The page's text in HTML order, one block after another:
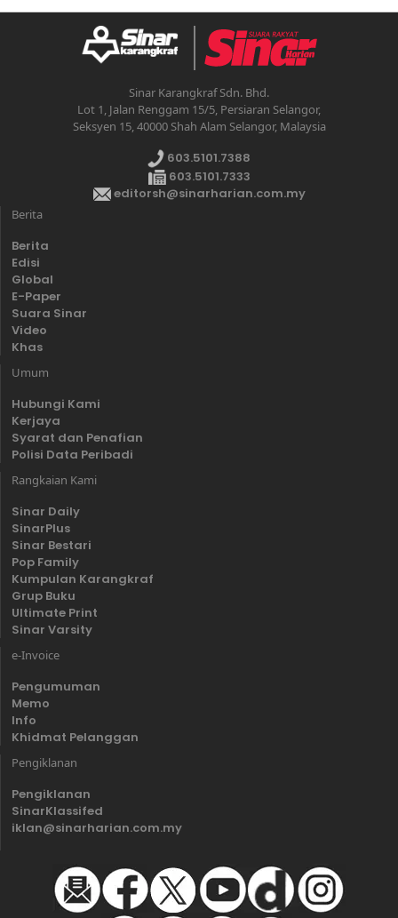
Sinar Karangkraf Sdn. Bhd.
Lot 1, Jalan Renggam 15/5, Persiaran Selangor,
Seksyen 15, 40000 Shah Alam Selangor, Malaysia
603.5101.7388
603.5101.7333
editorsh@sinarharian.com.my
Berita
Berita
Edisi
Global
E-Paper
Suara Sinar
Video
Khas
Umum
Hubungi Kami
Kerjaya
Syarat dan Penafian
Polisi Data Peribadi
Rangkaian Kami
Sinar Daily
SinarPlus
Sinar Bestari
Pop Family
Kumpulan Karangkraf
Grup Buku
Ultimate Print
Sinar Varsity
e-Invoice
Pengumuman
Memo
Info
Khidmat Pelanggan
Pengiklanan
Pengiklanan
SinarKlassifed
iklan@sinarharian.com.my